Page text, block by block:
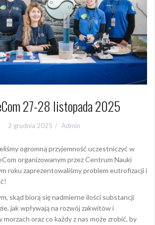
27-28 listopada 2025
2 grudnia 2025 Admin
ogromną przyjemność uczestniczyć w
organizowanym przez Centrum Nauki
roku zaprezentowaliśmy problem eutrofizacji i
skąd biorą się nadmierne ilości substancji
jak wpływają na rozwój zakwitów i
morzach oraz co każdy z nas może zrobić, by